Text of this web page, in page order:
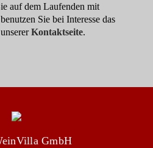
auf dem Laufenden mit
Sie bei Interesse das
Kontaktseite.
GmbH